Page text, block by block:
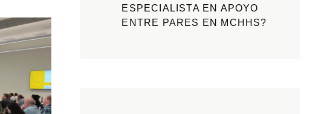
ESPECIALISTA EN APOYO
ENTRE PARES EN MCHHS?